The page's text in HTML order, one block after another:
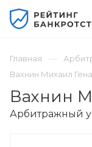
Главная
Вахнин Михаил
Вахнин
Арбитражный